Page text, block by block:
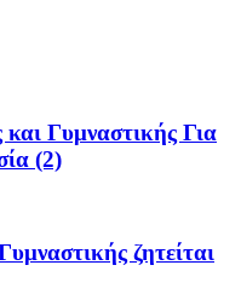
Γυμναστικής Για
(2)
ζητείται